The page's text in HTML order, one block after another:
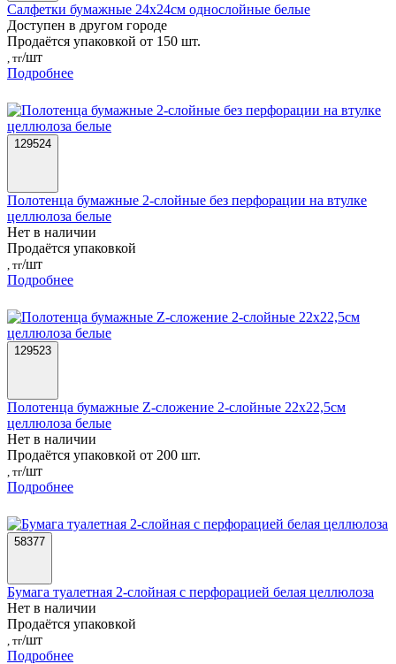
Салфетки бумажные 24х24см однослойные белые
Доступен в другом городе
Продаётся упаковкой от 150 шт.
, тг/шт
Подробнее
129524
Полотенца бумажные 2-слойные без перфорации на втулке
целлюлоза белые
Нет в наличии
Продаётся упаковкой
, тг/шт
Подробнее
129523
Полотенца бумажные Z-сложение 2-слойные 22х22,5см
целлюлоза белые
Нет в наличии
Продаётся упаковкой от 200 шт.
, тг/шт
Подробнее
58377
Бумага туалетная 2-слойная с перфорацией белая целлюлоза
Нет в наличии
Продаётся упаковкой
, тг/шт
Подробнее